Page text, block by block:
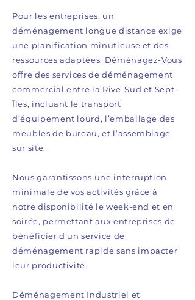
Pour les entreprises, un
déménagement longue distance exige
une planification minutieuse et des
ressources adaptées. Déménagez-Vous
offre des services de déménagement
commercial entre la Rive-Sud et Sept-
Îles, incluant le transport
d’équipement lourd, l’emballage des
meubles de bureau, et l’assemblage
sur site.
Nous garantissons une interruption
minimale de vos activités grâce à
notre disponibilité le week-end et en
soirée, permettant aux entreprises de
bénéficier d’un service de
déménagement rapide sans impacter
leur productivité.
Déménagement Industriel et